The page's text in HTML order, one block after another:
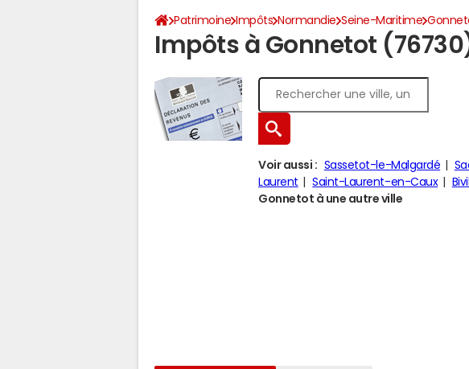
Patrimoine Impôts Normandie Seine-Maritime
Impôts à Gonnetot
Voir aussi : Sassetot-le-Malgardé
Laurent
Saint-Laurent-en-Caux
Gonnetot à une autre ville